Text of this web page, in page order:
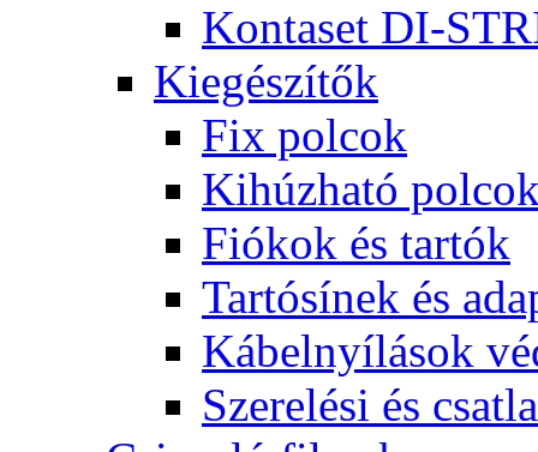
Kontaset DI-
Kiegészítők
Fix polcok
Kihúzható
Fiókok és tartók
Tartósínek és
Kábelnyílások
Szerelési és